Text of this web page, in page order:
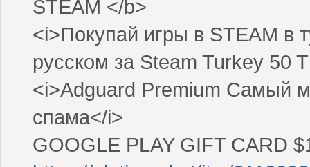
STEAM </b>
<i>Покупай игры в STEAM в
русском за Steam Turkey 50
<i>Adguard Premium Самый
спама</i>
GOOGLE PLAY GIFT CARD